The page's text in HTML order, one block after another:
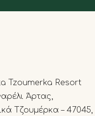
Tzoumerka Resort
Άρτας,
Τζουμέρκα – 47045,